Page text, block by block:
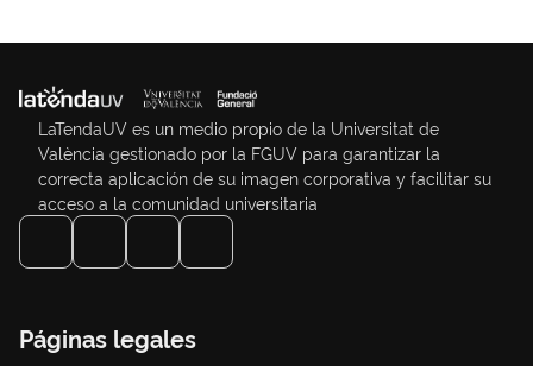
LaTendaUV es un medio propio de la Universitat de
València gestionado por la FGUV para garantizar la
correcta aplicación de su imagen corporativa y facilitar su
acceso a la comunidad universitaria
Páginas legales